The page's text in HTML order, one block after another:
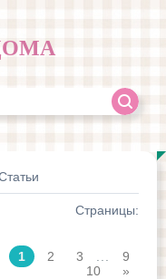
Страницы:
1 2 3
9
10
»